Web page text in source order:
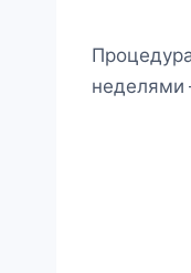
неделями